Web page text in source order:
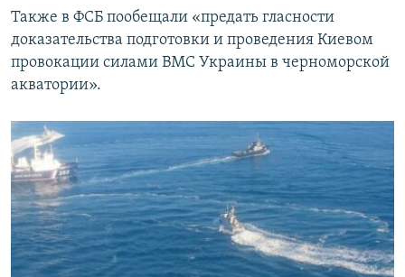
Также в ФСБ пообещали «предать гласности
доказательства подготовки и проведения Киевом
провокации силами ВМС Украины в черноморской
акватории».